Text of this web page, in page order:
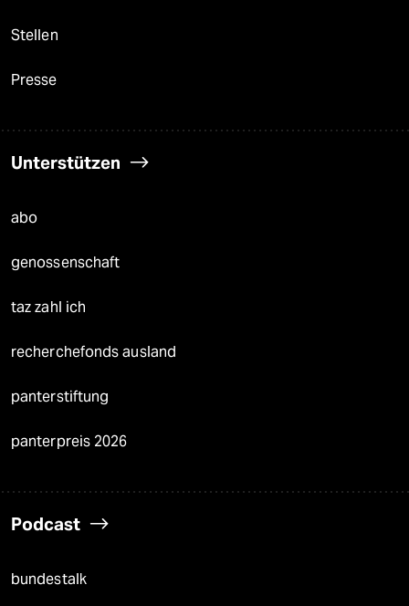
Stellen
Presse
Unterstützen
abo
genossenschaft
taz zahl ich
recherchefonds ausland
panterstiftung
panterpreis 2026
Podcast
bundestalk